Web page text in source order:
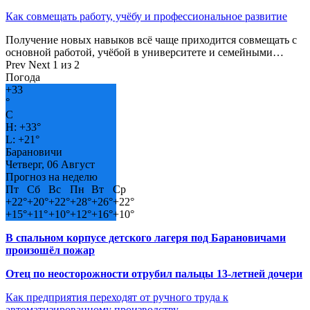
Как совмещать работу, учёбу и профессиональное развитие
Получение новых навыков всё чаще приходится совмещать с
основной работой, учёбой в университете и семейными…
Prev Next 1 из 2
Погода
+33
°
C
H: +33°
L: +21°
Барановичи
Четверг, 06 Август
Прогноз на неделю
Пт
Сб Вс Пн Вт
Ср
+22°+20°+22°+28°+26°+22°
+15°+11°+10°+12°+16°+10°
В спальном корпусе детского лагеря под Барановичами
произошёл пожар
Отец по неосторожности отрубил пальцы 13-летней дочери
Как предприятия переходят от ручного труда к